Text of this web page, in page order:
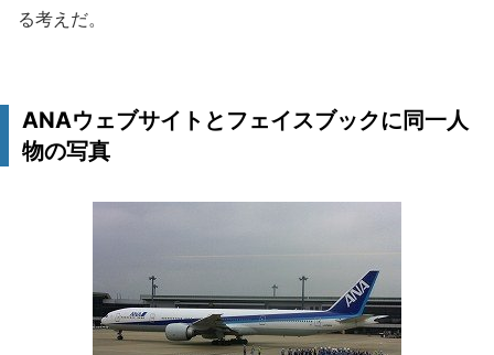
る考えだ。
ANAウェブサイトとフェイスブックに同一人
物の写真